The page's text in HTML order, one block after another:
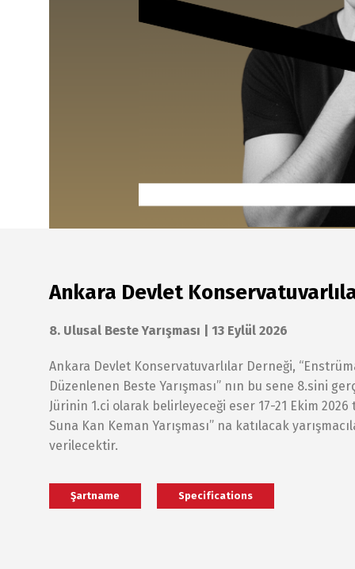
Ankara Devlet
8. Ulusal Beste Yarışması | 13 Eylül 2026
Ankara Devlet Konservatuvarlılar Derneği,
Düzenlenen Beste Yarışması” nın bu sene 8.sini
Jürinin 1.ci olarak belirleyeceği eser 17-21 Ekim 2026
Suna Kan Keman Yarışması” na katılacak
verilecektir.
Şartname Specifications